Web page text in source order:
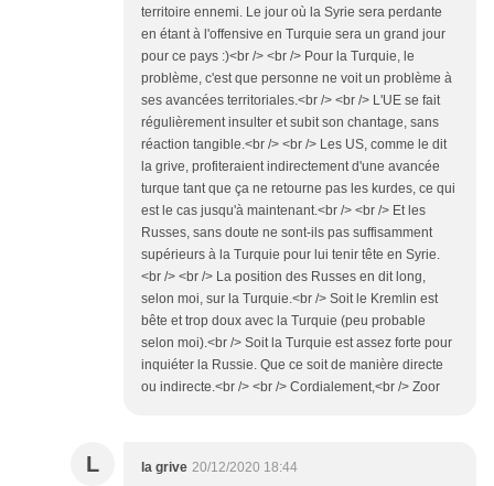
territoire ennemi. Le jour où la Syrie sera perdante
en étant à l'offensive en Turquie sera un grand jour
pour ce pays :)<br /> <br /> Pour la Turquie, le
problème, c'est que personne ne voit un problème à
ses avancées territoriales.<br /> <br /> L'UE se fait
régulièrement insulter et subit son chantage, sans
réaction tangible.<br /> <br /> Les US, comme le dit
la grive, profiteraient indirectement d'une avancée
turque tant que ça ne retourne pas les kurdes, ce qui
est le cas jusqu'à maintenant.<br /> <br /> Et les
Russes, sans doute ne sont-ils pas suffisamment
supérieurs à la Turquie pour lui tenir tête en Syrie.
<br /> <br /> La position des Russes en dit long,
selon moi, sur la Turquie.<br /> Soit le Kremlin est
bête et trop doux avec la Turquie (peu probable
selon moi).<br /> Soit la Turquie est assez forte pour
inquiéter la Russie. Que ce soit de manière directe
ou indirecte.<br /> <br /> Cordialement,<br /> Zoor
L la grive 20/12/2020 18:44